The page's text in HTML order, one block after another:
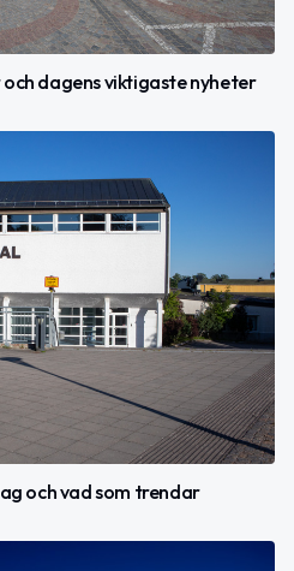
dagens viktigaste nyheter
och vad som trendar